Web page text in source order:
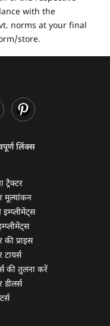
with the
norms at your final
store.
लिंक्स
ट्रैक्टर
मूल्यांकन
इम्प्लीमेंट्स
की प्राइस
टायर्स
की तुलना करें
डीलर्स